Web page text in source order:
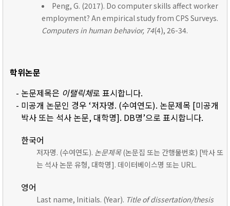
Peng, G. (2017). Do computer skills affect worker
employment? An empirical study from CPS Surveys.
Computers in human behavior, 74(4), 26-34.
학위논문
- 논문제목은 이탤릭체로 표시합니다.
- 미공개 논문인 경우 ‘저자명. (수여연도). 논문제목 [미공개
박사 또는 석사 논문, 대학명]. DB명’으로 표시합니다.
한국어
저자명. (수여연도). 논문제목(논문집 또는 간행물번호) [박사 또
는 석사 논문 유형, 대학명]. 데이터베이스명 또는 URL.
영어
Last name, Initials. (Year). Title of dissertation/thesis